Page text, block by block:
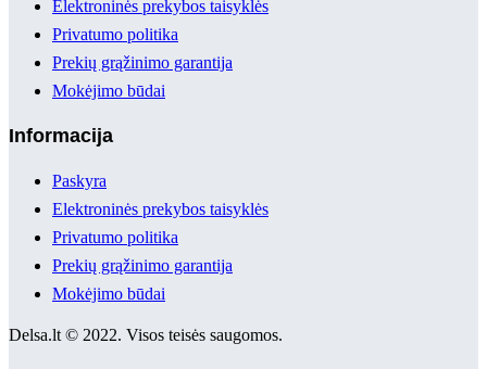
Elektroninės prekybos taisyklės
Privatumo politika
Prekių grąžinimo garantija
Mokėjimo būdai
Informacija
Paskyra
Elektroninės prekybos taisyklės
Privatumo politika
Prekių grąžinimo garantija
Mokėjimo būdai
Delsa.lt © 2022. Visos teisės saugomos.